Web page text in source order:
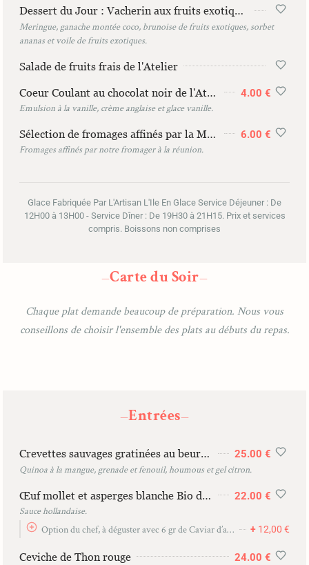
Dessert du Jour : Vacherin aux fruits exotiques
Meringue, ganache montée coco, brunoise de fruits exotiques, sorbet
ananas et voile de fruits exotiques.
Salade de fruits frais de l'Atelier
4.00 €
Emulsion à la vanille, crème anglaise et glace vanille.
Sélection de fromages affinés par la Maison Legrain
6.00 €
Fromages affinés par notre fromager à la réunion.
Glace Fabriquée Par L'Artisan L'Ile En Glace Service Déjeuner : De
12H00 à 13H00 - Service Dîner : De 19H30 à 21H15. Prix et services
compris. Boissons non comprises
—Carte du Soir—
Chaque plat demande beaucoup de préparation. Nous vous
conseillons de choisir l'ensemble des plats au débuts du repas.
—Entrées—
Crevettes sauvages gratinées au beurre persillé
25.00 €
Quinoa à la mangue, grenade et fenouil, houmous et gel citron.
Œuf mollet et asperges blanche Bio de Loire
22.00 €
Sauce hollandaise.
Option du chef, à déguster avec 6 gr de Caviar d’aquitaine (6 gr)
+ 12,00 €
Ceviche de Thon rouge
24.00 €